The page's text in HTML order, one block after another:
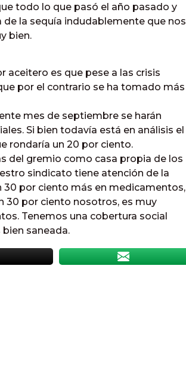
todo lo que pasó el año pasado y
la sequía indudablemente que nos
bien.
aceitero es que pese a las crisis
por el contrario se ha tomado más
mes de septiembre se harán
Si bien todavía está en análisis el
rondaría un 20 por ciento.
del gremio como casa propia de los
sindicato tiene atención de la
30 por ciento más en medicamentos,
30 por ciento nosotros, es muy
Tenemos una cobertura social
saneada.